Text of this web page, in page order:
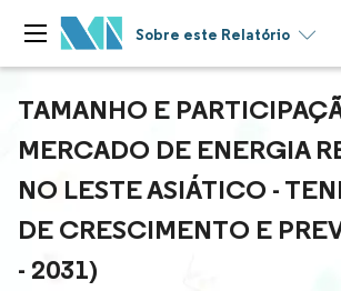
Sobre este Relatório
TAMANHO E
MERCADO DE ENERGIA
NO LESTE ASIÁTICO -
DE CRESCIMENTO E
- 2031)